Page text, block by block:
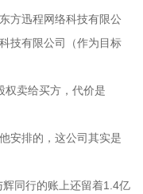
方迅程网络科技有限公
技有限公司（作为目标
权卖给买方，代价是
安排的，这公司其实是
同行的账上还留着1.4亿